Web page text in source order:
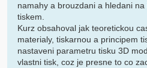
namahy a brouzdani a hledani
tiskem.
Kurz obsahoval jak teoretickou
materialy, tiskarnou a principem
nastaveni parametru tisku 3D
vlastni tisk, coz je presne to co